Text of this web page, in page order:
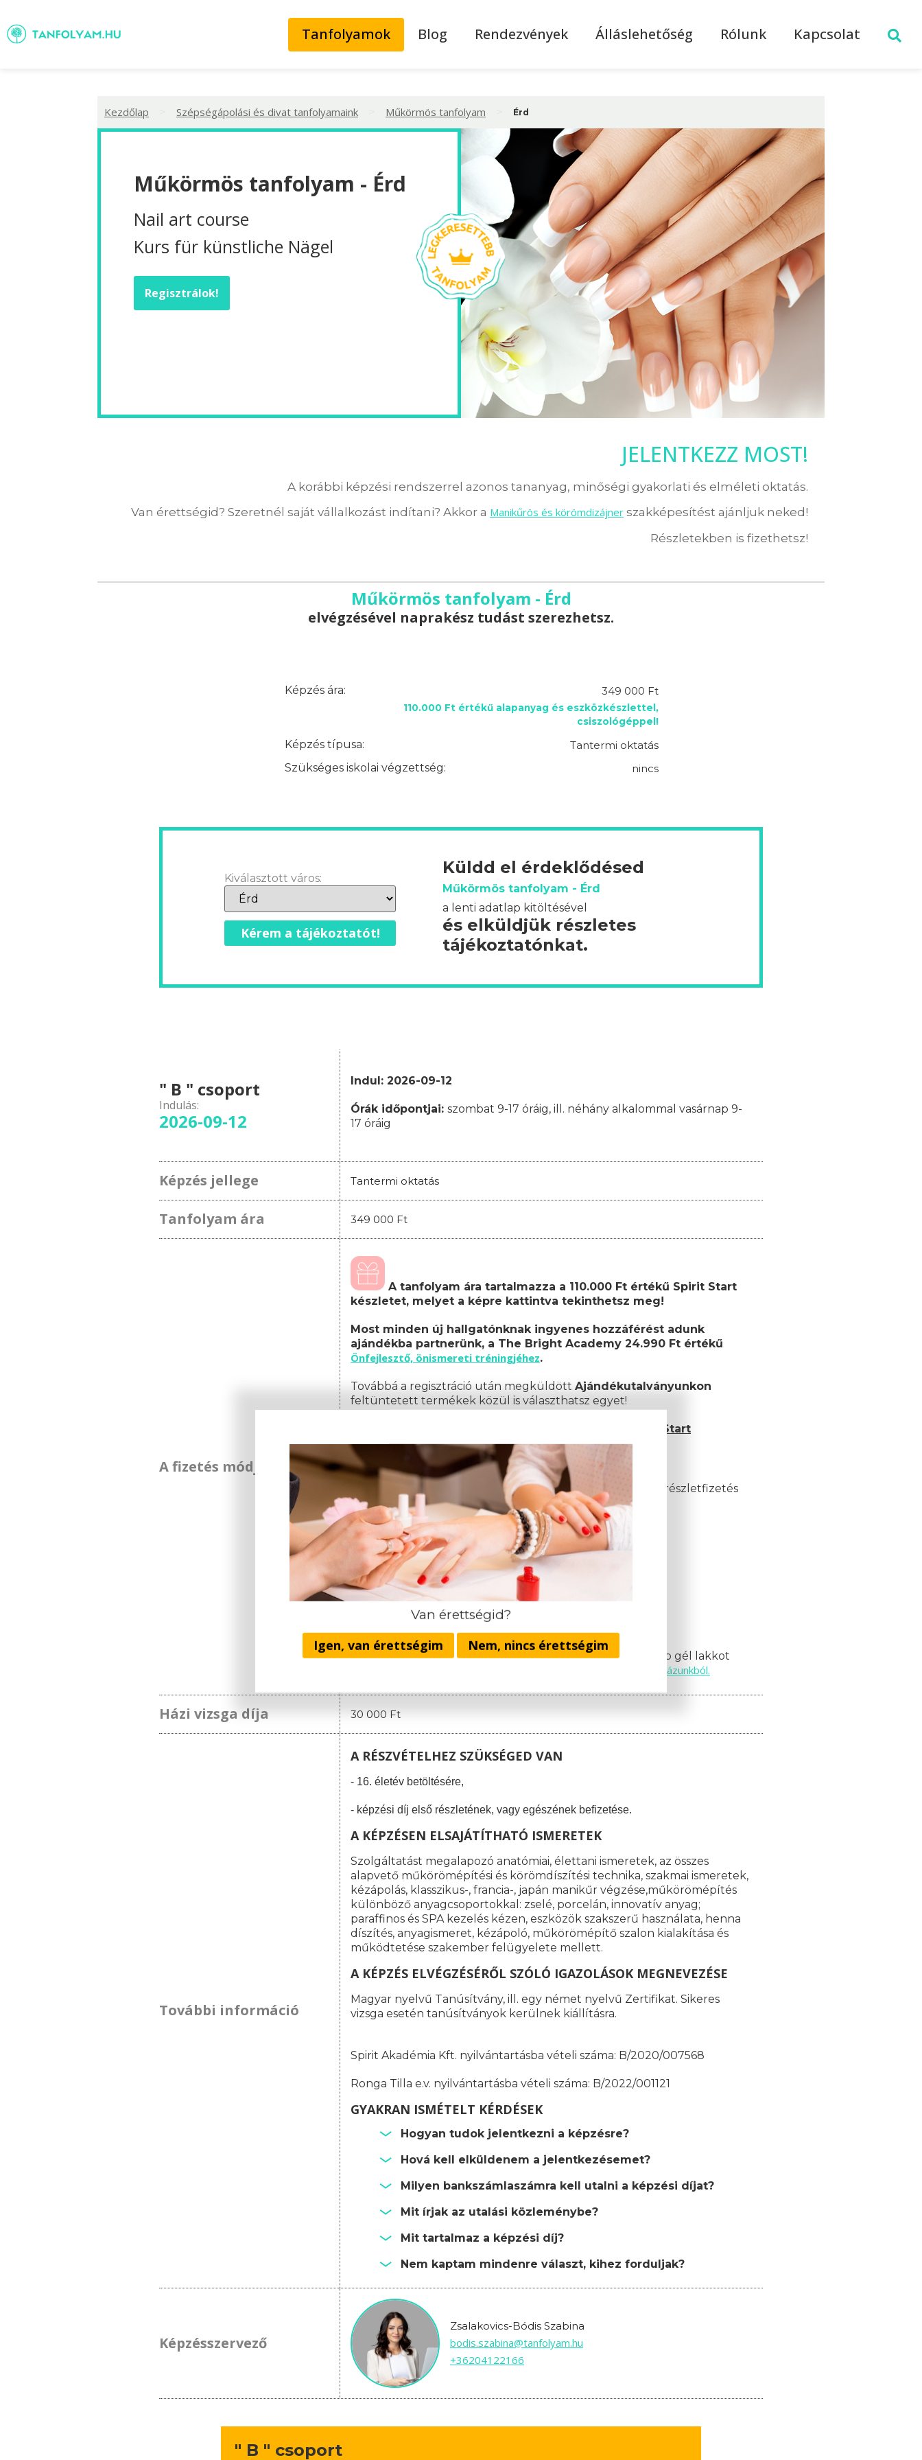
Tanfolyamok Blog Rendezvények Álláslehetőség Rólunk Kapcsolat
Van érettségid?
Igen, van érettségim Nem, nincs érettségim
Kezdőlap Szépségápolási és divat tanfolyamaink Műkörmös tanfolyam Érd
Műkörmös tanfolyam - Érd
Nail art course
Kurs für künstliche Nägel
Regisztrálok!
JELENTKEZZ MOST!
A korábbi képzési rendszerrel azonos tananyag, minőségi gyakorlati és elméleti oktatás.
Van érettségid? Szeretnél saját vállalkozást indítani? Akkor a Manikűrös és körömdizájner szakképesítést ajánljuk neked!
Részletekben is fizethetsz!
Műkörmös tanfolyam - Érd
elvégzésével naprakész tudást szerezhetsz.
Képzés ára: 349 000 Ft
110.000 Ft értékű alapanyag és eszközkészlettel,
csiszológéppel!
Képzés típusa:
Tantermi oktatás
Szükséges iskolai végzettség:
nincs
Kiválasztott város:
Kérem a tájékoztatót!
Küldd el érdeklődésed
Műkörmös tanfolyam - Érd
a lenti adatlap kitöltésével
és elküldjük részletes
tájékoztatónkat.
" B " csoport
Indulás:
2026-09-12
Indul: 2026-09-12
Órák időpontjai: szombat 9-17 óráig, ill. néhány alkalommal vasárnap 9-
17 óráig
Képzés jellege Tantermi oktatás
Tanfolyam ára 349 000 Ft
A fizetés módja
A tanfolyam ára tartalmazza a 110.000 Ft értékű Spirit Start
készletet, melyet a képre kattintva tekinthetsz meg!
Most minden új hallgatónknak ingyenes hozzáférést adunk
ajándékba partnerünk, a The Bright Academy 24.990 Ft értékű
Önfejlesztő, önismereti tréningjéhez.
Továbbá a regisztráció után megküldött Ajándékutalványunkon
feltüntetett termékek közül is választhatsz egyet!
A képzés teljes költsége, amely tartalmazza a Spirit Start
csomagot:
Képzési díj: 349.000 Ft(egyösszegű befizetés esetén)
Amennyiben nem egyösszegű befizetést választ, akkor a részletfizetés
az alábbiak szerint alakul:
1. részlet: 19.000 Ft(a jelentkezéskor)
2. részlet: 130.000 Ft
(a képzés megnyitójáig)
3. részlet: 100.000 Ft(a negyedik oktatási napig)
4. részlet:10 0.000 Ft (a nyolcadik oktatási napig)
A házi vizsga költsége: 30.000 Ft.
Egyösszegű befizetés esetén minden hallgatónknak 10 db gél lakkot
webáruházunkból.
Házi vizsga díja 30 000 Ft
További információ
A RÉSZVÉTELHEZ SZÜKSÉGED VAN
- 16. életév betöltésére,
- képzési díj első részletének, vagy egészének befizetése.
A KÉPZÉSEN ELSAJÁTÍTHATÓ ISMERETEK
Szolgáltatást megalapozó anatómiai, élettani ismeretek, az összes
alapvető műkörömépítési és körömdíszítési technika, szakmai ismeretek,
kézápolás, klasszikus-, francia-, japán manikűr végzése,műkörömépítés
különböző anyagcsoportokkal: zselé, porcelán, innovatív anyag;
paraffinos és SPA kezelés kézen, eszközök szakszerű használata, henna
díszítés, anyagismeret, kézápoló, műkörömépítő szalon kialakítása és
működtetése szakember felügyelete mellett.
A KÉPZÉS ELVÉGZÉSÉRŐL SZÓLÓ IGAZOLÁSOK MEGNEVEZÉSE
Magyar nyelvű Tanúsítvány, ill. egy német nyelvű Zertifikat. Sikeres
vizsga esetén tanúsítványok kerülnek kiállításra.
Spirit Akadémia Kft. nyilvántartásba vételi száma: B/2020/007568
Ronga Tilla e.v. nyilvántartásba vételi száma: B/2022/001121
GYAKRAN ISMÉTELT KÉRDÉSEK
Hogyan tudok jelentkezni a képzésre?
Hová kell elküldenem a jelentkezésemet?
Milyen bankszámlaszámra kell utalni a képzési díjat?
Mit írjak az utalási közleménybe?
Mit tartalmaz a képzési díj?
Nem kaptam mindenre választ, kihez forduljak?
Képzésszervező
Zsalakovics-Bódis Szabina
bodis.szabina@tanfolyam.hu
+36204122166
" B " csoport